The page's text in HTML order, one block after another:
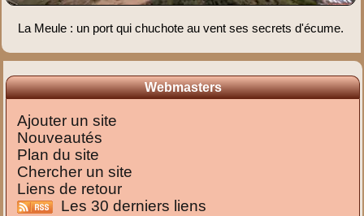
La Meule : un port qui chuchote au vent ses secrets d'écume.
Webmasters
Ajouter un site
Nouveautés
Plan du site
Chercher un site
Liens de retour
Les 30 derniers liens